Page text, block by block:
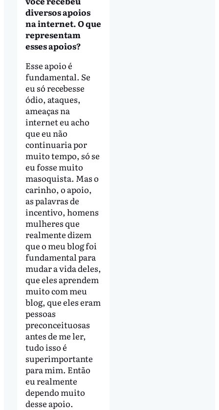
diversos apoios
na internet. O que
representam
esses apoios?
Esse apoio é
fundamental. Se
eu só recebesse
ódio, ataques,
ameaças na
internet eu acho
que eu não
continuaria por
muito tempo, só se
eu fosse muito
masoquista. Mas o
carinho, o apoio,
as palavras de
incentivo, homens
mulheres que
realmente dizem
que o meu blog foi
fundamental para
mudar a vida deles,
que eles aprendem
muito com meu
blog, que eles eram
pessoas
preconceituosas
antes de me ler,
tudo isso é
superimportante
para mim. Então
eu realmente
dependo muito
desse apoio.